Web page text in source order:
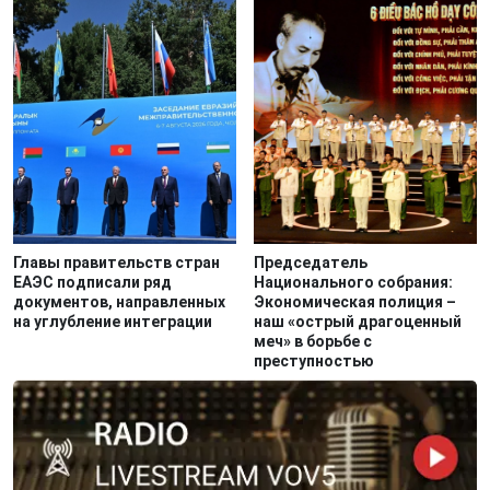
Главы правительств стран
ЕАЭС подписали ряд
документов, направленных
на углубление интеграции
Председатель
Национального собрания:
Экономическая полиция –
наш «острый драгоценный
меч» в борьбе с
преступностью